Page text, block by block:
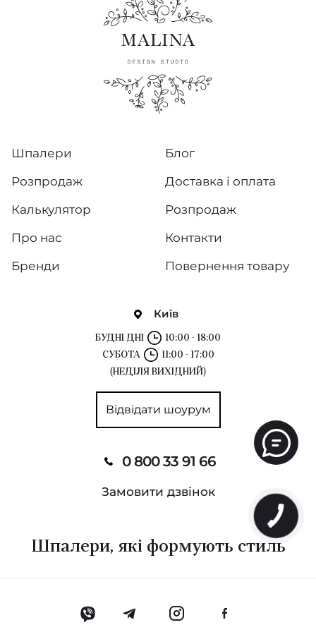
Київ
БУДНІ ДНІ
10:00 - 18:00
СУБОТА
11:00 - 17:00
(НЕДІЛЯ ВИХІДНИЙ)
Відвідати шоурум
0 800 33 91 66
Замовити дзвінок
Шпалери
Розпродаж
Калькулятор
Про нас
Бренди
Блог
Доставка і оплата
Розпродаж
Контакти
Повернення товару
Шпалери, які формують стиль